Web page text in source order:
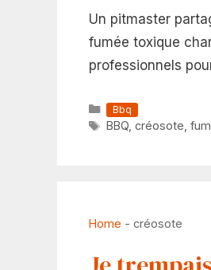
Un pitmaster
fumée toxique
professionnels
Catégories
Bbq
Étiquettes
BBQ, créosote
Home - créosote